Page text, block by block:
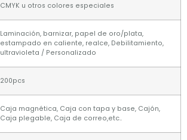
CMYK u otros colores especiales
Laminación, barnizar, papel de oro/plata,
estampado en caliente, realce, Debilitamiento,
ultravioleta / Personalizado
200pcs
Caja magnética, Caja con tapa y base, Cajón,
Caja plegable, Caja de correo,etc..